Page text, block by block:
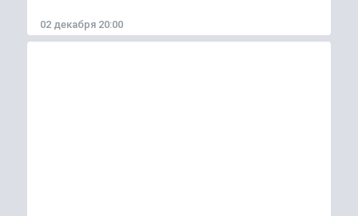
02 декабря 20:00